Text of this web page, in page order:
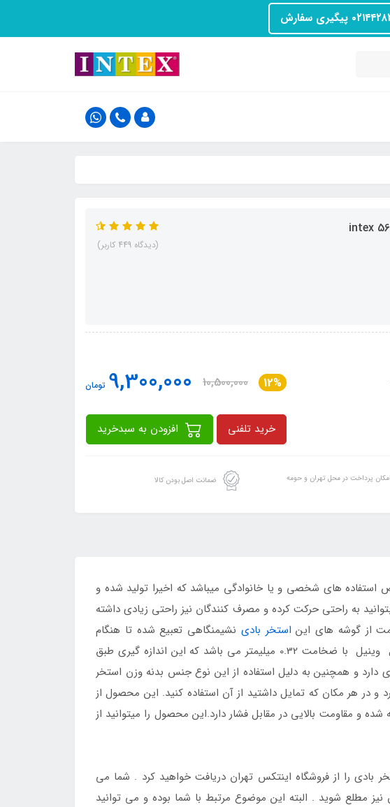
پیگیری سفارش
(دیدگاه 449 کاربر)
12%
10,500,000
9,300,000 تومان
خرید تلفنی
امکان پرداخت در محل تهران و حومه ضمانت اصل بودن کالا
استفاده های شخصی و یا خانوادگی میباشد که اخیرا تولید شده و
به راحتی حرکت کرده و مصرف کنندگان نیز راحتی زیادی داشته
از گوشه های این استخر بادی نشیمنگاهی تعبیع شده تا هنگام
استفاده مشکلی نداشته باشید و بتوانید به راحتی به استراحت بپردازید جنس بدنه این استخر بادی از نوع وینیل با ضخامت 0.32 میلیمتر می باشد که این اندازه گیری طبق
دارد و همچنین به دلیل استفاده از این نوع جنس بدنه وزن استخر
و در هر مکان که تمایل داشتید از آن استفاده کنید. این محصول از
و مقاومت بالایی در مقابل فشار دارد.این محصول را میتوانید از
سال 2018 است ، ولی شما جدید ترین استخر بادی را از فروشگاه اینتکس تهران دریافت خواهید کرد . شما می
مطلع شوید . البته این موضوع مرتبط با شما بوده و می توانید